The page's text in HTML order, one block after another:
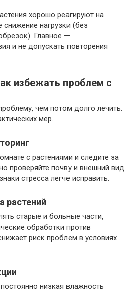
хорошо реагируют на
нагрузки (без
Главное —
и не допускать повторения
избежать проблем с
чем потом долго лечить.
мер.
с растениями и следите за
проверяйте почву и внешний вид
стресса легче исправить.
растений
старые и больные части,
обработки против
риск проблем в условиях
низкая влажность